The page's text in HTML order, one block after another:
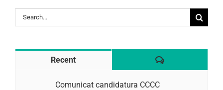
Search
for:
Recent Comentaris
Comunicat candidatura CCCC